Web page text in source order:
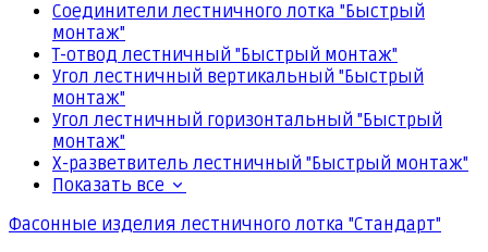
Соединители лестничного лотка "Быстрый
монтаж"
Т-отвод лестничный "Быстрый монтаж"
Угол лестничный вертикальный "Быстрый
монтаж"
Угол лестничный горизонтальный "Быстрый
монтаж"
Х-разветвитель лестничный "Быстрый монтаж"
Показать все
Фасонные изделия лестничного лотка "Стандарт"